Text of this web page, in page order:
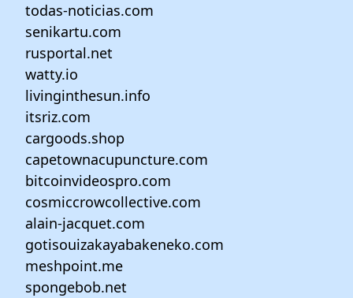
todas-noticias.com
senikartu.com
rusportal.net
watty.io
livinginthesun.info
itsriz.com
cargoods.shop
capetownacupuncture.com
bitcoinvideospro.com
cosmiccrowcollective.com
alain-jacquet.com
gotisouizakayabakeneko.com
meshpoint.me
spongebob.net